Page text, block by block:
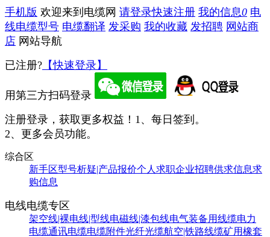
手机版 欢迎来到电缆网 请登录快速注册 我的信息0 电
线电缆型号 电缆翻译 发采购 我的收藏 发招聘 网站商
店 网站导航
已注册? 【快速登录】
用第三方扫码登录
注册登录，获取更多权益！ 1、每日签到。
2、更多会员功能。
综合区
新手区型号析疑|产品报价个人求职企业招聘供求信息求
购信息
电线电缆专区
架空线|裸电线|型线电磁线|漆包线电气装备用线缆电力
电缆通讯电缆电缆附件光纤光缆航空|铁路线缆矿用橡套